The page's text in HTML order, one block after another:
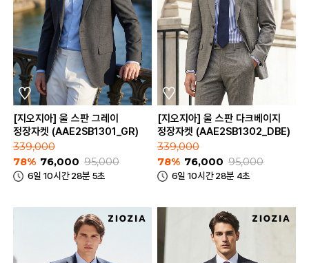
[지오지아] 울 스판 그레이
정장자켓 (AAE2SB1301_GR)
339,000
78% 76,000 95,000
6일 10시간 28분 5초
[지오지아] 울 스판 다크베이지
정장자켓 (AAE2SB1302_DBE)
339,000
78% 76,000 95,000
6일 10시간 28분 4초